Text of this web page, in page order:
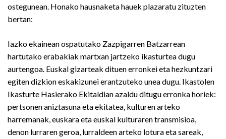
ostegunean. Honako hausnaketa hauek plazaratu zituzten
bertan:
Iazko ekainean ospatutako Zazpigarren Batzarrean
hartutako erabakiak martxan jartzeko ikasturtea dugu
aurtengoa. Euskal gizarteak dituen erronkei eta hezkuntzari
egiten dizkion eskakizunei erantzuteko unea dugu. Ikastolen
Ikasturte Hasierako Ekitaldian azaldu ditugu erronka horiek:
pertsonen aniztasuna eta ekitatea, kulturen arteko
harremanak, euskara eta euskal kulturaren transmisioa,
denon lurraren geroa, lurraldeen arteko lotura eta sareak,